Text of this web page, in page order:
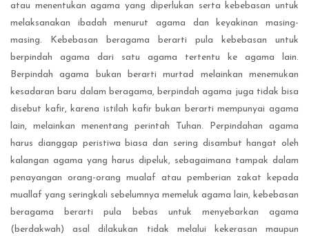
atau menentukan agama yang diperlukan serta kebebasan untuk
melaksanakan ibadah menurut agama dan keyakinan masing-
masing. Kebebasan beragama berarti pula kebebasan untuk
berpindah agama dari satu agama tertentu ke agama lain.
Berpindah agama bukan berarti murtad melainkan menemukan
kesadaran baru dalam beragama, berpindah agama juga tidak bisa
disebut kafir, karena istilah kafir bukan berarti mempunyai agama
lain, melainkan menentang perintah Tuhan. Perpindahan agama
harus dianggap peristiwa biasa dan sering disambut hangat oleh
kalangan agama yang harus dipeluk, sebagaimana tampak dalam
penayangan orang-orang mualaf atau pemberian zakat kepada
muallaf yang seringkali sebelumnya memeluk agama lain, kebebasan
beragama berarti pula bebas untuk menyebarkan agama
(berdakwah) asal dilakukan tidak melalui kekerasan maupun